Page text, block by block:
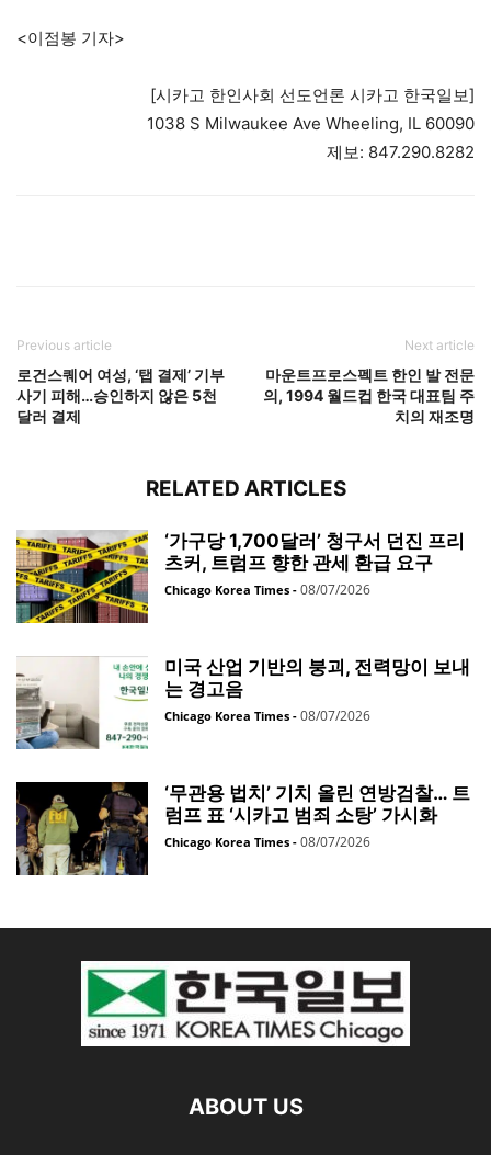
<이점봉 기자>
[시카고 한인사회 선도언론 시카고 한국일보]
1038 S Milwaukee Ave Wheeling, IL 60090
제보: 847.290.8282
Previous article
로건스퀘어 여성, ‘탭 결제’ 기부
사기 피해…승인하지 않은 5천
달러 결제
Next article
마운트프로스펙트 한인 발 전문
의, 1994 월드컵 한국 대표팀 주
치의 재조명
RELATED ARTICLES
‘가구당 1,700달러’ 청구서 던진 프리
츠커, 트럼프 향한 관세 환급 요구
Chicago Korea Times - 08/07/2026
미국 산업 기반의 붕괴, 전력망이 보내
는 경고음
Chicago Korea Times - 08/07/2026
‘무관용 법치’ 기치 올린 연방검찰… 트
럼프 표 ‘시카고 범죄 소탕’ 가시화
Chicago Korea Times - 08/07/2026
ABOUT US